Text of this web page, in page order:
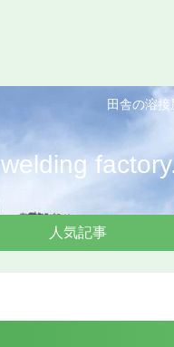
田舎の溶接
welding
人気記事